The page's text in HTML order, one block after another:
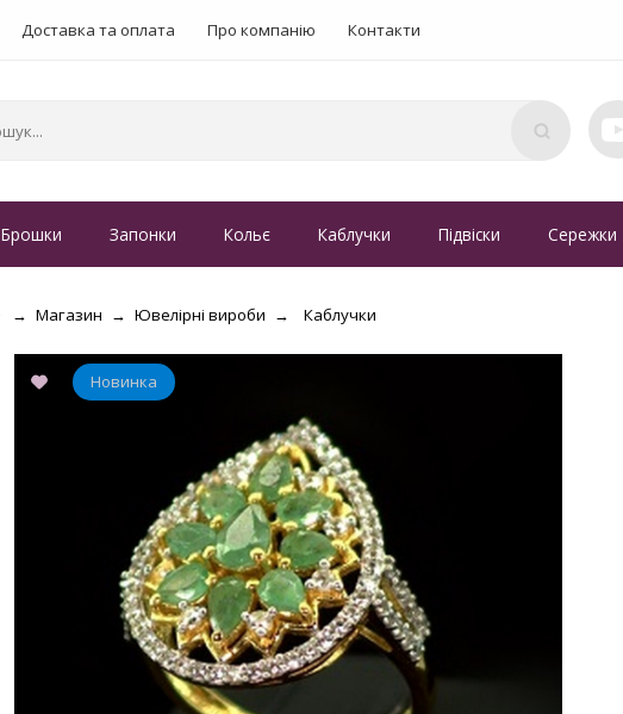
Доставка та оплата Про компанію Контакти
Брошки Запонки Кольє Каблучки Підвіски Сережки
Магазин Ювелірні вироби Каблучки